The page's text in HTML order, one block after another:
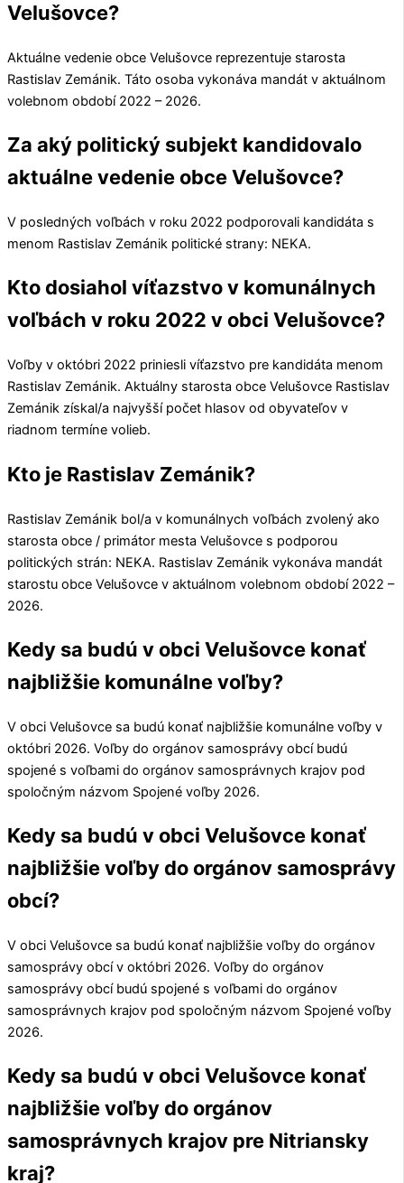
Velušovce?
Aktuálne vedenie obce Velušovce reprezentuje starosta
Rastislav Zemánik. Táto osoba vykonáva mandát v aktuálnom
volebnom období 2022 – 2026.
Za aký politický subjekt kandidovalo
aktuálne vedenie obce Velušovce?
V posledných voľbách v roku 2022 podporovali kandidáta s
menom Rastislav Zemánik politické strany: NEKA.
Kto dosiahol víťazstvo v komunálnych
voľbách v roku 2022 v obci Velušovce?
Voľby v októbri 2022 priniesli víťazstvo pre kandidáta menom
Rastislav Zemánik. Aktuálny starosta obce Velušovce Rastislav
Zemánik získal/a najvyšší počet hlasov od obyvateľov v
riadnom termíne volieb.
Kto je Rastislav Zemánik?
Rastislav Zemánik bol/a v komunálnych voľbách zvolený ako
starosta obce / primátor mesta Velušovce s podporou
politických strán: NEKA. Rastislav Zemánik vykonáva mandát
starostu obce Velušovce v aktuálnom volebnom období 2022 –
2026.
Kedy sa budú v obci Velušovce konať
najbližšie komunálne voľby?
V obci Velušovce sa budú konať najbližšie komunálne voľby v
októbri 2026. Voľby do orgánov samosprávy obcí budú
spojené s voľbami do orgánov samosprávnych krajov pod
spoločným názvom Spojené voľby 2026.
Kedy sa budú v obci Velušovce konať
najbližšie voľby do orgánov samosprávy
obcí?
V obci Velušovce sa budú konať najbližšie voľby do orgánov
samosprávy obcí v októbri 2026. Voľby do orgánov
samosprávy obcí budú spojené s voľbami do orgánov
samosprávnych krajov pod spoločným názvom Spojené voľby
2026.
Kedy sa budú v obci Velušovce konať
najbližšie voľby do orgánov
samosprávnych krajov pre Nitriansky
kraj?